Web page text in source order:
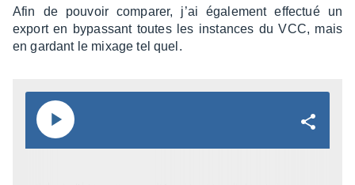
Afin de pouvoir compa­rer, j’ai égale­ment effec­tué un
export en bypas­sant toutes les instances du VCC, mais
en gardant le mixage tel quel.